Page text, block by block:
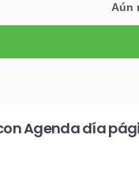
Aún
Agenda día